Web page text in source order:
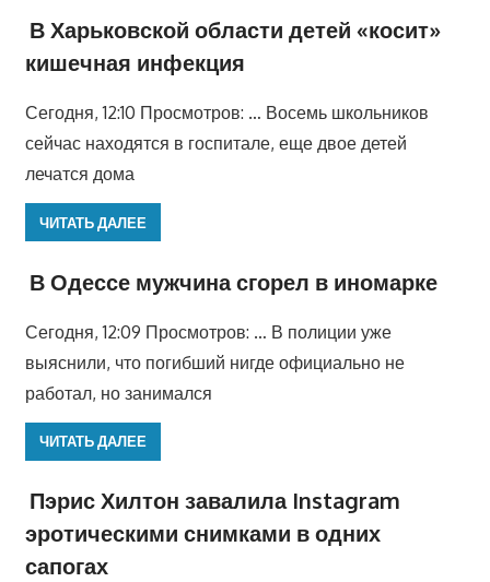
В Харьковской области детей «косит»
кишечная инфекция
Сегодня, 12:10 Просмотров: … Восемь школьников
сейчас находятся в госпитале, еще двое детей
лечатся дома
ЧИТАТЬ ДАЛЕЕ
В Одессе мужчина сгорел в иномарке
Сегодня, 12:09 Просмотров: … В полиции уже
выяснили, что погибший нигде официально не
работал, но занимался
ЧИТАТЬ ДАЛЕЕ
Пэрис Хилтон завалила Instagram
эротическими снимками в одних
сапогах